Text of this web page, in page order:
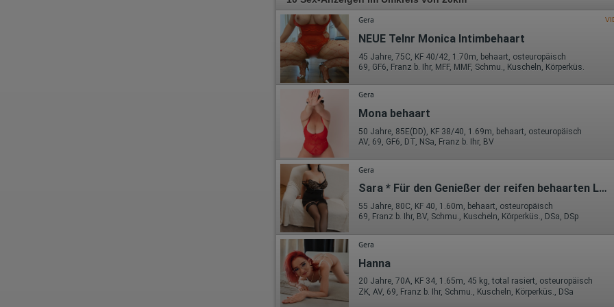
Gera
NEUE Telnr Monica Intimbehaart
45 Jahre, 75C, KF 40/42, 1.70m, behaart, osteuropäisch
69, GF6, Franz b. Ihr, MFF, MMF, Schmu., Kuscheln, Körperküs.
Gera
Mona behaart
50 Jahre, 85E(DD), KF 38/40, 1.69m, behaart, osteuropäisch
AV, 69, GF6, DT, NSa, Franz b. Ihr, BV
Gera
Sara * Für den Genießer der reifen behaarten Lust.
55 Jahre, 80C, KF 40, 1.60m, behaart, osteuropäisch
69, Franz b. Ihr, BV, Schmu., Kuscheln, Körperküs., DSa, DSp
Gera
Hanna
20 Jahre, 70A, KF 34, 1.65m, 45 kg, total rasiert, osteuropäisch
ZK, AV, 69, Franz b. Ihr, Schmu., Kuscheln, Körperküs., DSa